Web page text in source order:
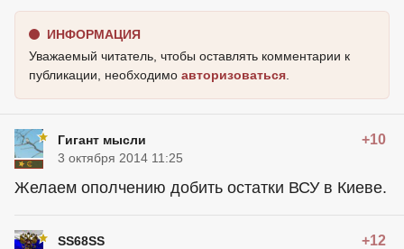
ИНФОРМАЦИЯ
Уважаемый читатель, чтобы оставлять комментарии к
публикации, необходимо авторизоваться
Гигант мысли +10
3 октября 2014 11:25
Желаем ополчению добить остатки ВСУ в Киеве.
SS68SS +12